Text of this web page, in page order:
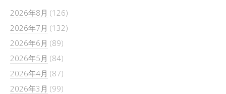
2026年8月 (126)
2026年7月 (132)
2026年6月 (89)
2026年5月 (84)
2026年4月 (87)
2026年3月 (99)